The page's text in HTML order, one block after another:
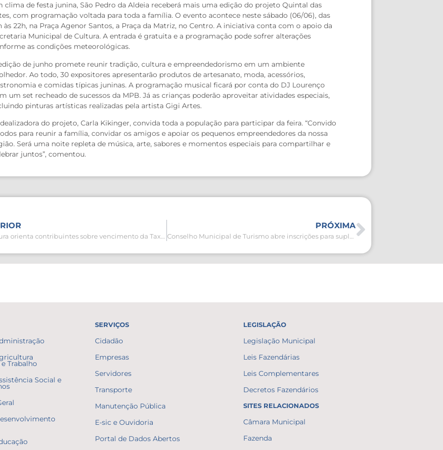
clima de festa junina, São Pedro da Aldeia receberá mais uma edição do projeto Quintal das
com programação voltada para toda a família. O evento acontece neste sábado (06/06), das
às 22h, na Praça Agenor Santos, a Praça da Matriz, no Centro. A iniciativa conta com o apoio da
Municipal de Cultura. A entrada é gratuita e a programação pode sofrer alterações
as condições meteorológicas.
de junho promete reunir tradição, cultura e empreendedorismo em um ambiente
Ao todo, 30 expositores apresentarão produtos de artesanato, moda, acessórios,
e comidas típicas juninas. A programação musical ficará por conta do DJ Lourenço
um set recheado de sucessos da MPB. Já as crianças poderão aproveitar atividades especiais,
pinturas artísticas realizadas pela artista Gigi Artes.
do projeto, Carla Kikinger, convida toda a população para participar da feira. “Convido
para reunir a família, convidar os amigos e apoiar os pequenos empreendedores da nossa
Será uma noite repleta de música, arte, sabores e momentos especiais para compartilhar e
juntos”, comentou.
Prefeitura orienta contribuintes sobre vencimento da Taxa de Fiscalização de Anúncio
PRÓXIMA
Conselho Municipal de Turismo abre inscrições para suplentes de Guia de Turismo e de Turismo Náutico
Trabalho
Social e
SERVIÇOS
Cidadão
Empresas
Servidores
Transporte
Manutenção Pública
E-sic e Ouvidoria
Portal de Dados Abertos
LEGISLAÇÃO
Legislação Municipal
Leis Fazendárias
Leis Complementares
Decretos Fazendários
SITES RELACIONADOS
Câmara Municipal
Fazenda